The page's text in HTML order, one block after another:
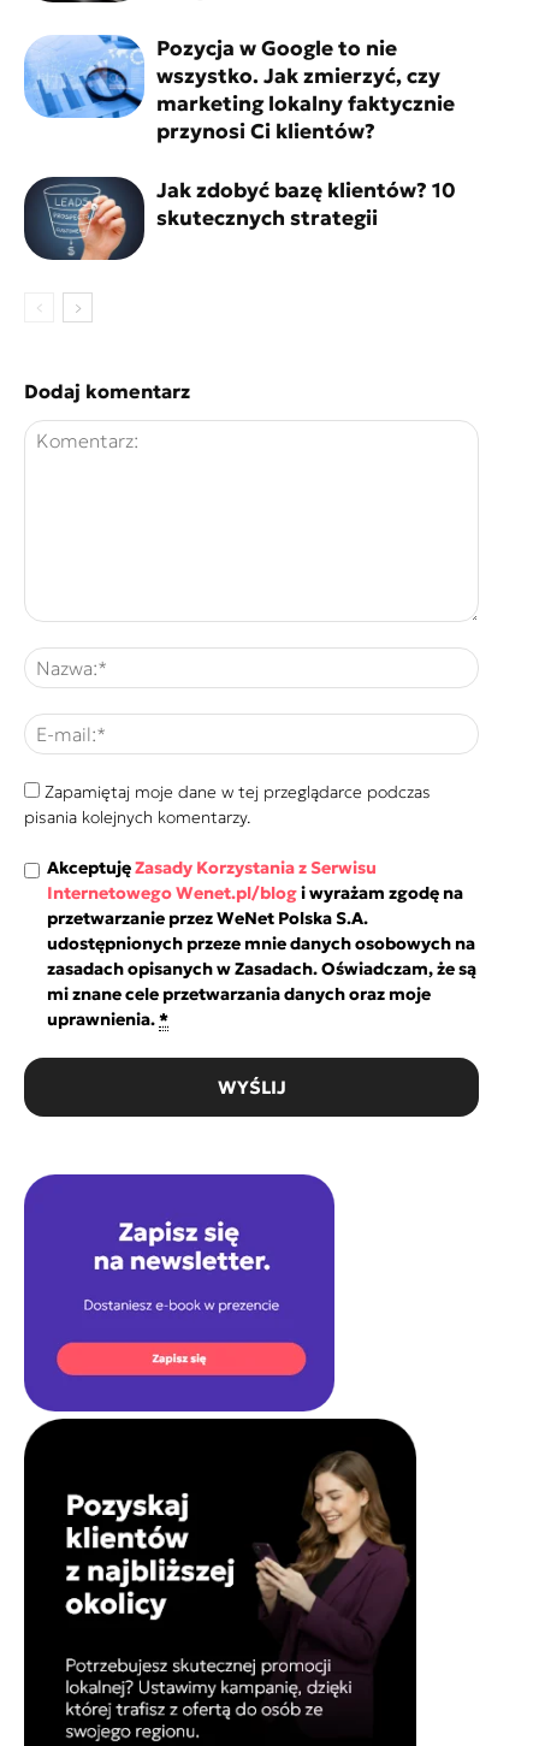
Pozycja w Google to nie
wszystko. Jak zmierzyć, czy
marketing lokalny faktycznie
przynosi Ci klientów?
Jak zdobyć bazę klientów? 10
skutecznych strategii
Dodaj komentarz
Zapamiętaj moje dane w tej przeglądarce podczas
pisania kolejnych komentarzy.
AkceptujęZasady Korzystania z Serwisu
Internetowego Wenet.pl/blogi wyrażam zgodę na
przetwarzanie przez WeNet Polska S.A.
udostępnionych przeze mnie danych osobowych na
zasadach opisanych w Zasadach. Oświadczam, że są
mi znane cele przetwarzania danych oraz moje
uprawnienia.*